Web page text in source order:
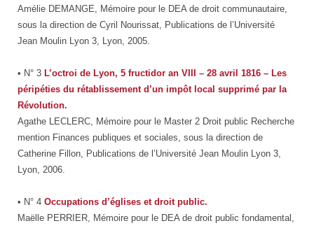
Amélie DEMANGE, Mémoire pour le DEA de droit communautaire,
sous la direction de Cyril Nourissat, Publications de l’Université
Jean Moulin Lyon 3, Lyon, 2005.
• N° 3 L’octroi de Lyon, 5 fructidor an VIII – 28 avril 1816 – Les
péripéties du rétablissement d’un impôt local supprimé par la
Révolution.
Agathe LECLERC, Mémoire pour le Master 2 Droit public Recherche
mention Finances publiques et sociales, sous la direction de
Catherine Fillon, Publications de l’Université Jean Moulin Lyon 3,
Lyon, 2006.
• N° 4 Occupations d’églises et droit public.
Maëlle PERRIER, Mémoire pour le DEA de droit public fondamental,